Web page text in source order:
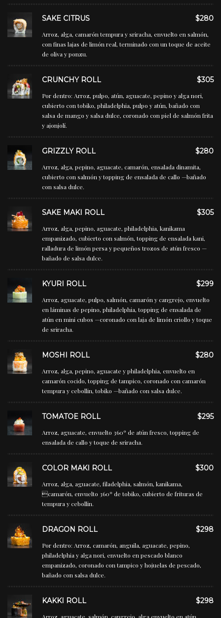
SAKE CITRUS $280
Arroz, alga, camarón tempura y sriracha, envuelto en salmón,
con finas lajas de limón real, terminado con un toque de aceite
de oliva y ponzu.
CRUNCHY ROLL $305
Por dentro: Arroz, pulpo, atún, aguacate, pepino y alga nori,
cubierto con tobiko, philadelphia, pulpo y atún, bañado con
salsa de mango y salsa dulce, coronado con piel de salmón frita
y ajonjolí.
GRIZZLY ROLL $280
Arroz, alga, pepino, aguacate, camarón, ensalada dinamita,
cubierto con salmón y topping de ensalada de callo —bañado
con salsa dulce.
SAKE MAKI ROLL $305
Arroz, alga, pepino, aguacate, philadelphia, kanikama
empanizado, cubierto con salmón, topping de ensalada kani,
ralladura de limón persa y pequeños trozos de atún fresco —
bañado de salsa dulce.
KYURI ROLL $299
Arroz, aguacate, pulpo, salmón, camarón y cangrejo, envuelto
en láminas de pepino, philadelphia, topping de ensalada de
atún en mini cubos —coronado con laja de limón criollo y toque
de sriracha.
MOSHI ROLL $280
Arroz, alga, pepino, aguacate y philadelphia, envuelto en
camarón cocido, topping de tampico, coronado con camarón
tempura y cebollin, tobiko —bañado con salsa dulce.
TOMATOE ROLL $295
Arroz, aguacate, envuelto 360º de atún fresco, topping de
ensalada de callo y toque de sriracha.
COLOR MAKI ROLL $300
Arroz, alga, aguacate, filadelphia, salmón, kanikama,
camarón, envuelto 360º de tobiko, cubierto de frituras de
tempura y cebollin.
DRAGON ROLL $298
Por dentro: Arroz, camarón, anguila, aguacate, pepino,
philadelphia y alga nori, envuelto en pescado blanco
empanizado, coronado con tampico y hojuelas de pescado,
bañado con salsa dulce.
KAKKI ROLL $298